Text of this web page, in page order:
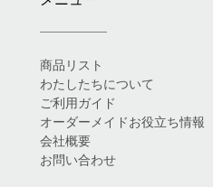
商品リスト
わたしたちについて
ご利用ガイド
オーダーメイドお役立ち情報
会社概要
お問い合わせ